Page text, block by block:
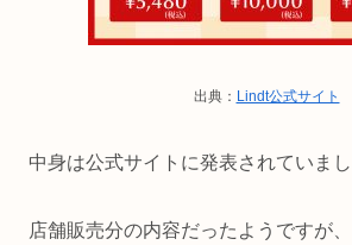
出典： Lindt公式サイト
中身は公式サイトに発表されていまし
店舗販売分の内容だったようですが